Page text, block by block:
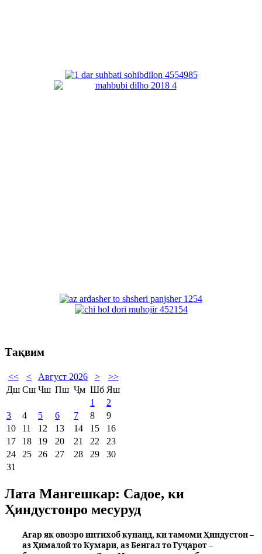
Тақвим
<< < Август 2026 >
>>
Дш Сш Чш Пш Ҷм Шб Яш
1
2
3
4 5 6 7 8
9
10
11 12 13 14 15
16
17
18 19 20 21 22
23
24
25 26 27 28 29
30
31
Лата Мангешкар: Садое, ки
Ҳиндустонро месуруд
Агар як овозро интихоб кунанд, ки тамоми Ҳиндустон –
аз Ҳималой то Кумари, аз Бенгал то Гуҷарот –